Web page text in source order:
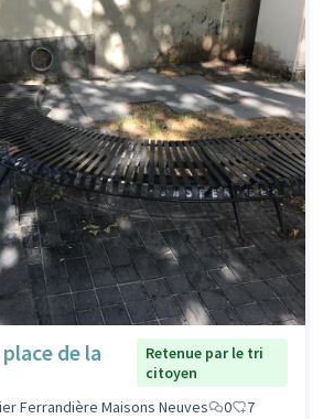
de la
Retenue par le tri
citoyen
Ferrandière Maisons Neuves
0 7